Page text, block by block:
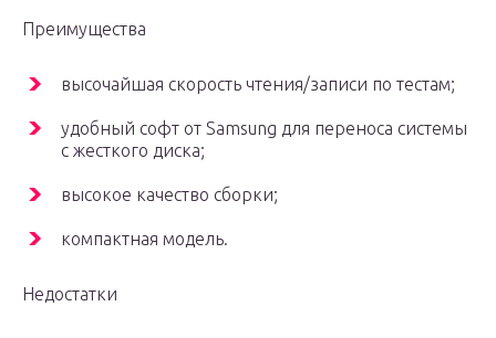
Преимущества
высочайшая скорость чтения/записи по тестам;
удобный софт от Samsung для переноса системы
с жесткого диска;
высокое качество сборки;
компактная модель.
Недостатки